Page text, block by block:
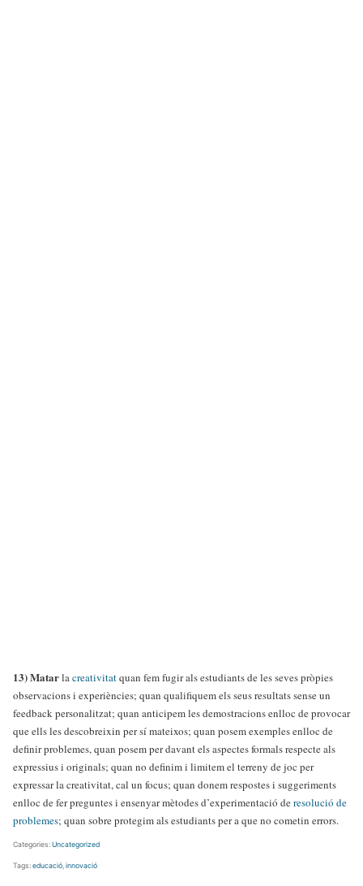
13)Matarlacreativitatquan fem fugir als estudiants de les seves pròpies
observacions i experiències; quan qualifiquem els seus resultats sense un
feedback personalitzat; quan anticipem les demostracions enlloc de provocar
que ells les descobreixin per sí mateixos; quan posem exemples enlloc de
definir problemes, quan posem per davant els aspectes formals respecte als
expressius i originals; quan no definim i limitem el terreny de joc per
expressar la creativitat, cal un focus; quan donem respostes i suggeriments
enlloc de fer preguntes i ensenyar mètodes d’experimentació deresolució de
problemes; quan sobre protegim als estudiants per a que no cometin errors.
Categories: Uncategorized
Tags: educació, innovació